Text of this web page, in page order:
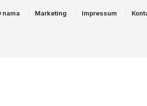
nama Marketing Impressum